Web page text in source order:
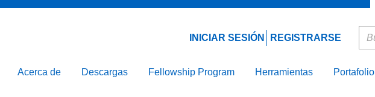
INICIAR SESIÓN REGISTRARSE
Hospitalaria
Acerca de Descargas Fellowship Program Herramientas Portafolio